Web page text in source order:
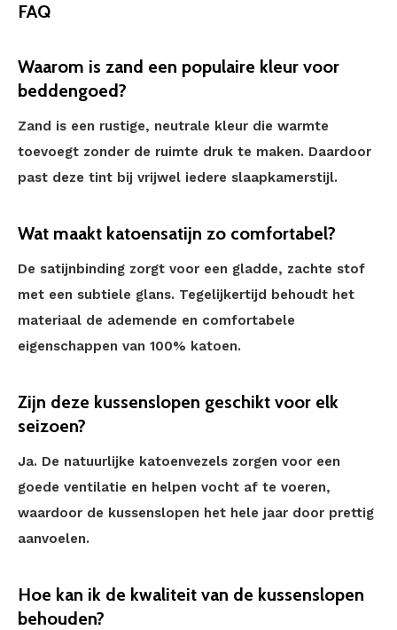
FAQ
Waarom is zand een populaire kleur voor
beddengoed?
Zand is een rustige, neutrale kleur die warmte
toevoegt zonder de ruimte druk te maken. Daardoor
past deze tint bij vrijwel iedere slaapkamerstijl.
Wat maakt katoensatijn zo comfortabel?
De satijnbinding zorgt voor een gladde, zachte stof
met een subtiele glans. Tegelijkertijd behoudt het
materiaal de ademende en comfortabele
eigenschappen van 100% katoen.
Zijn deze kussenslopen geschikt voor elk
seizoen?
Ja. De natuurlijke katoenvezels zorgen voor een
goede ventilatie en helpen vocht af te voeren,
waardoor de kussenslopen het hele jaar door prettig
aanvoelen.
Hoe kan ik de kwaliteit van de kussenslopen
behouden?